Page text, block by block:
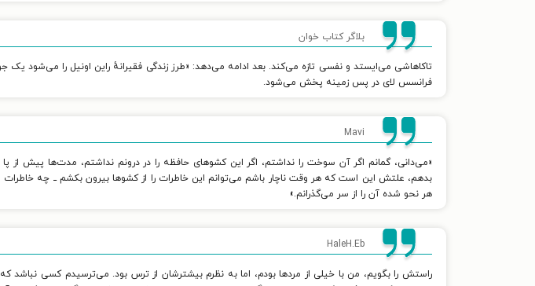
بلاگر کتاب خوان
تاکاهاشی می‌ایستد و نفسی تازه می‌کند. بعد ادامه می‌دهد: «طرز زندگی فقیرانهٔ راین اونیل را می‌شود
فرانسس لای در پس زمینه پخش می‌شود.
Mavi
«می‌دانی، گمانم اگر آن سوخت را نداشتم، اگر این کشوهای حافظه را در درونم نداشتم، مدت‌ها پیش از
بدهم، علتش این است که هر وقت ناچار باشم می‌توانم این خاطرات را از کشوها بیرون بکشم ــ چه خاطرات
هر نحو شده آن را از سر می‌گذرانم.»
HaleH.Eb
راستش را بگویم، من با خیلی از مردها بودم، اما به نظرم بیشترشان از ترس بود. می‌ترسیدم کسی